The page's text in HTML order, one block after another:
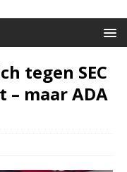
tegen SEC
maar ADA